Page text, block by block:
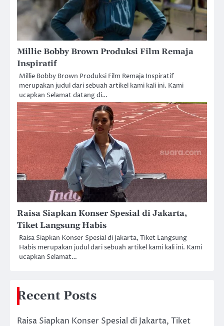
Millie Bobby Brown Produksi Film Remaja
Inspiratif
Millie Bobby Brown Produksi Film Remaja Inspiratif
merupakan judul dari sebuah artikel kami kali ini. Kami
ucapkan Selamat datang di…
Raisa Siapkan Konser Spesial di Jakarta,
Tiket Langsung Habis
Raisa Siapkan Konser Spesial di Jakarta, Tiket Langsung
Habis merupakan judul dari sebuah artikel kami kali ini. Kami
ucapkan Selamat…
Recent Posts
Raisa Siapkan Konser Spesial di Jakarta, Tiket